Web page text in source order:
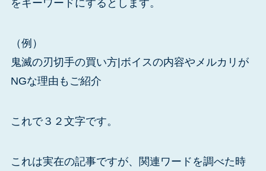
をキーワードにするとします。
（例）
鬼滅の刃切手の買い方|ボイスの内容やメルカリが
NGな理由もご紹介
これで３２文字です。
これは実在の記事ですが、関連ワードを調べた時